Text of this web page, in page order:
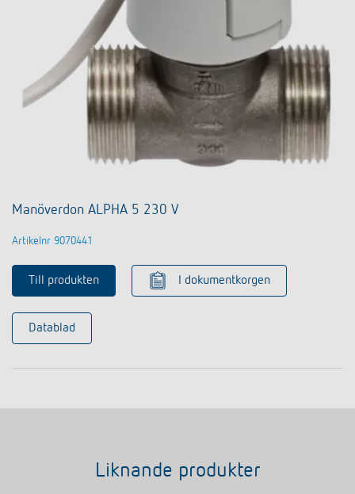
Manöverdon ALPHA 5 230 V
Artikelnr 9070441
Till produkten I dokumentkorgen
Datablad
Liknande produkter